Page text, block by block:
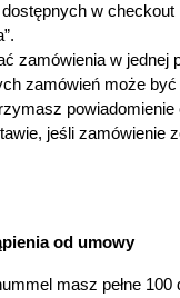
w checkout
”.
zamówienia w jednej
zamówień może być
jeśli zamówienie
od umowy
masz pełne 100